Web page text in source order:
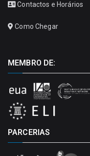
Contactos e Horários
Como Chegar
MEMBRO DE:
PARCERIAS